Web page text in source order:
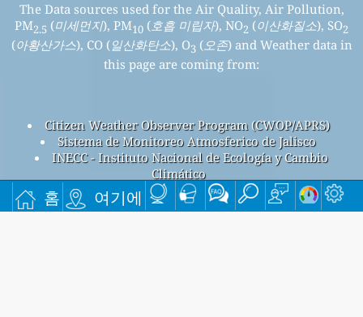
홈 여기에
The Data sources used for the Air Quality, Air Pollution,
PM2.5 (미세먼지), PM10 (호흡 미립자), NO2 (이산화질소), SO2
(아황산가스), CO (일산화탄소), O3 (오존) and Weather data in
this page are coming from:
Citizen Weather Observer Program (CWOP/APRS)
Sistema de Monitoreo Atmosferico de Jalisco
INECC - Instituto Nacional de Ecología y Cambio
Climático
Centro, Jalisco, 멕시코의 대기 오염
Centro, Jalisco 전체 대기 오염 지수는 59입니다.